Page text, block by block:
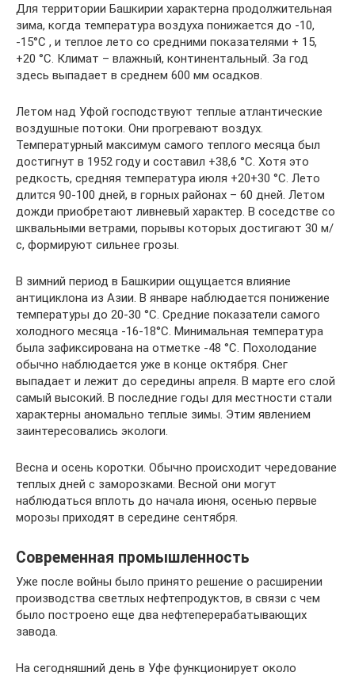
Для территории Башкирии характерна продолжительная
зима, когда температура воздуха понижается до -10,
-15°C , и теплое лето со средними показателями + 15,
+20 °C. Климат – влажный, континентальный. За год
здесь выпадает в среднем 600 мм осадков.
Летом над Уфой господствуют теплые атлантические
воздушные потоки. Они прогревают воздух.
Температурный максимум самого теплого месяца был
достигнут в 1952 году и составил +38,6 °C. Хотя это
редкость, средняя температура июля +20+30 °C. Лето
длится 90-100 дней, в горных районах – 60 дней. Летом
дожди приобретают ливневый характер. В соседстве со
шквальными ветрами, порывы которых достигают 30 м/
с, формируют сильнее грозы.
В зимний период в Башкирии ощущается влияние
антициклона из Азии. В январе наблюдается понижение
температуры до 20-30 °C. Средние показатели самого
холодного месяца -16-18°C. Минимальная температура
была зафиксирована на отметке -48 °C. Похолодание
обычно наблюдается уже в конце октября. Снег
выпадает и лежит до середины апреля. В марте его слой
самый высокий. В последние годы для местности стали
характерны аномально теплые зимы. Этим явлением
заинтересовались экологи.
Весна и осень коротки. Обычно происходит чередование
теплых дней с заморозками. Весной они могут
наблюдаться вплоть до начала июня, осенью первые
морозы приходят в середине сентября.
Современная промышленность
Уже после войны было принято решение о расширении
производства светлых нефтепродуктов, в связи с чем
было построено еще два нефтеперерабатывающих
завода.
На сегодняшний день в Уфе функционирует около